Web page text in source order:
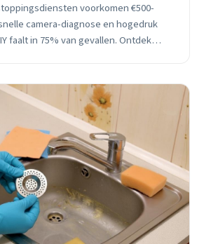
voorkomen €500-
camera-diagnose en hogedruk
faalt in 75% van gevallen. Ontdek